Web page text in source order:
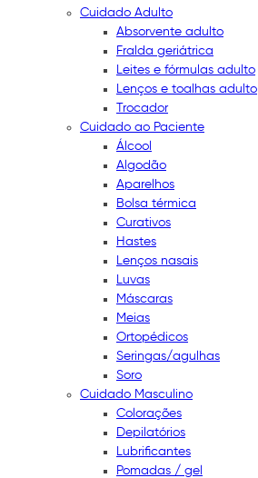
Cuidado Adulto
Absorvente adulto
Fralda geriátrica
Leites e fórmulas adulto
Lenços e toalhas adulto
Trocador
Cuidado ao Paciente
Álcool
Algodão
Aparelhos
Bolsa térmica
Curativos
Hastes
Lenços nasais
Luvas
Máscaras
Meias
Ortopédicos
Seringas/agulhas
Soro
Cuidado Masculino
Colorações
Depilatórios
Lubrificantes
Pomadas / gel